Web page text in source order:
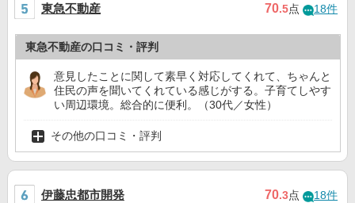
東急不動産 70.5点 18件
東急不動産の口コミ・評判
意見したことに関して素早く対応してくれて、ちゃんと
住民の声を聞いてくれている感じがする。子育てしやす
い周辺環境。総合的に便利。（30代／女性）
その他の口コミ・評判
伊藤忠都市開発 70.3点 18件